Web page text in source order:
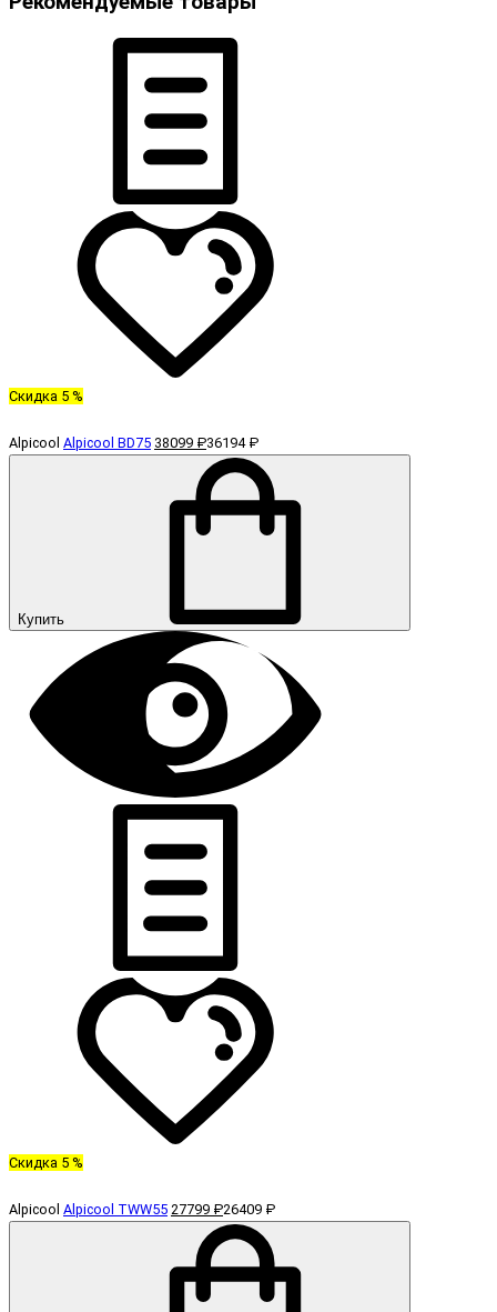
Скидка 5 %
Alpicool Alpicool BD75 38099 ₽36194 ₽
Купить
Скидка 5 %
Alpicool Alpicool TWW55 27799 ₽26409 ₽